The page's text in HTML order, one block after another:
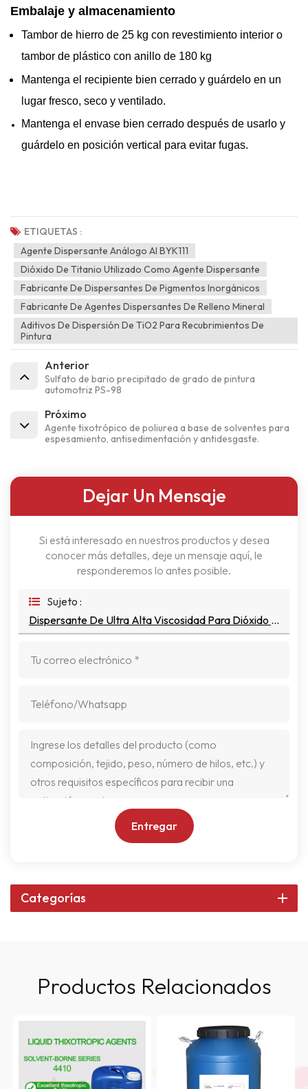
Embalaje y almacenamiento
Tambor de hierro de 25 kg con revestimiento interior o
tambor de plástico con anillo de 180 kg
Mantenga el recipiente bien cerrado y guárdelo en un
lugar fresco, seco y ventilado.
Mantenga el envase bien cerrado después de usarlo y
guárdelo en posición vertical para evitar fugas.
ETIQUETAS :
Agente Dispersante Análogo Al BYK111
Dióxido De Titanio Utilizado Como Agente Dispersante
Fabricante De Dispersantes De Pigmentos Inorgánicos
Fabricante De Agentes Dispersantes De Relleno Mineral
Aditivos De Dispersión De TiO2 Para Recubrimientos De
Pintura
Anterior
Sulfato de bario precipitado de grado de pintura
automotriz PS-98
Próximo
Agente tixotrópico de poliurea a base de solventes para
espesamiento, antisedimentación y antidesgaste.
Dejar Un Mensaje
Si está interesado en nuestros productos y desea
conocer más detalles, deje un mensaje aquí, le
responderemos lo antes posible.
Sujeto :
Dispersante De Ultra Alta Viscosidad Para Dióxido De Titanio Y Cargas
Entregar
Categorías
Productos Relacionados